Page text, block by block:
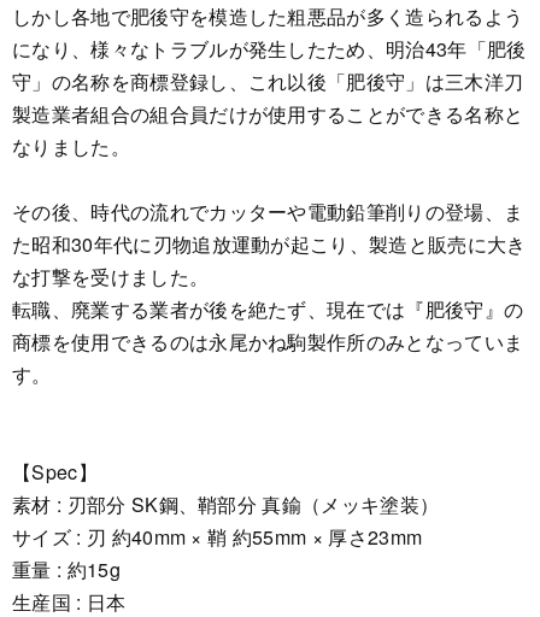
しかし各地で肥後守を模造した粗悪品が多く造られるよう
になり、様々なトラブルが発生したため、明治43年「肥後
守」の名称を商標登録し、これ以後「肥後守」は三木洋刀
製造業者組合の組合員だけが使用することができる名称と
なりました。
その後、時代の流れでカッターや電動鉛筆削りの登場、ま
た昭和30年代に刃物追放運動が起こり、製造と販売に大き
な打撃を受けました。
転職、廃業する業者が後を絶たず、現在では『肥後守』の
商標を使用できるのは永尾かね駒製作所のみとなっていま
す。
【Spec】
素材 : 刃部分 SK鋼、鞘部分 真鍮（メッキ塗装）
サイズ : 刃 約40mm × 鞘 約55mm × 厚さ23mm
重量 : 約15g
生産国 : 日本